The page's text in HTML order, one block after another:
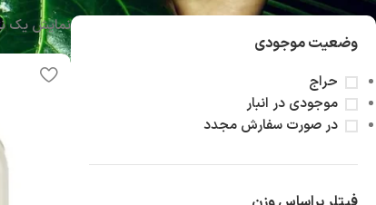
وضعیت موجودی
حراج
موجودی در انبار
در صورت سفارش مجدد
نمایش یک